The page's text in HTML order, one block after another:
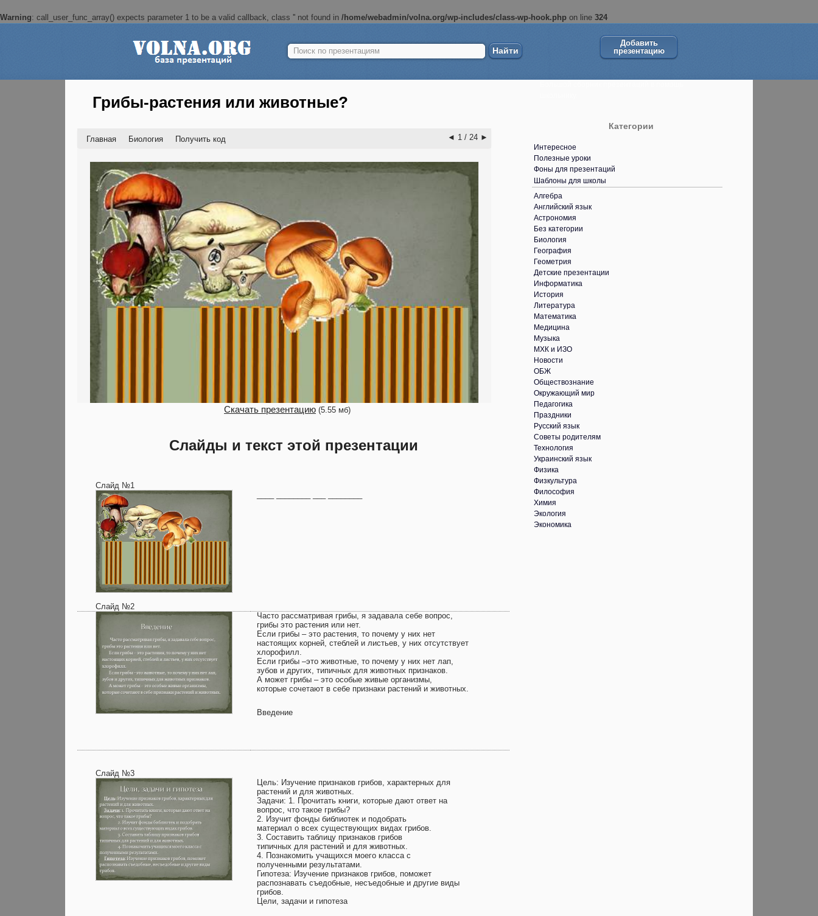
Warning: call_user_func_array() expects parameter 1 to be a valid callback, class '' not found in /home/webadmin/volna.org/wp-includes/class-wp-hook.php on line 324
Найти:
Добавить
презентацию
Грибы-растения или животные?
Главная Биология Получить код ◄ 1 / 24 ►
Скачать презентацию (5.55 мб)
Слайды и текст этой презентации
Слайд №1
Слайд №2
Часто рассматривая грибы, я задавала себе вопрос,
грибы это растения или нет.
Если грибы – это растения, то почему у них нет
настоящих корней, стеблей и листьев, у них отсутствует
хлорофилл.
Если грибы –это животные, то почему у них нет лап,
зубов и других, типичных для животных признаков.
А может грибы – это особые живые организмы,
которые сочетают в себе признаки растений и животных.
Введение
Слайд №3
Цель: Изучение признаков грибов, характерных для
растений и для животных.
Задачи: 1. Прочитать книги, которые дают ответ на
вопрос, что такое грибы?
2. Изучит фонды библиотек и подобрать
материал о всех существующих видах грибов.
3. Составить таблицу признаков грибов
типичных для растений и для животных.
4. Познакомить учащихся моего класса с
полученными результатами.
Гипотеза: Изучение признаков грибов, поможет
распознавать съедобные, несъедобные и другие виды
грибов.
Цели, задачи и гипотеза
Категории
Интересное
Полезные уроки
Фоны для презентаций
Шаблоны для школы
Алгебра
Английский язык
Астрономия
Без категории
Биология
География
Геометрия
Детские презентации
Информатика
История
Литература
Математика
Медицина
Музыка
МХК и ИЗО
Новости
ОБЖ
Обществознание
Окружающий мир
Педагогика
Праздники
Русский язык
Советы родителям
Технология
Украинский язык
Физика
Физкультура
Философия
Химия
Экология
Экономика